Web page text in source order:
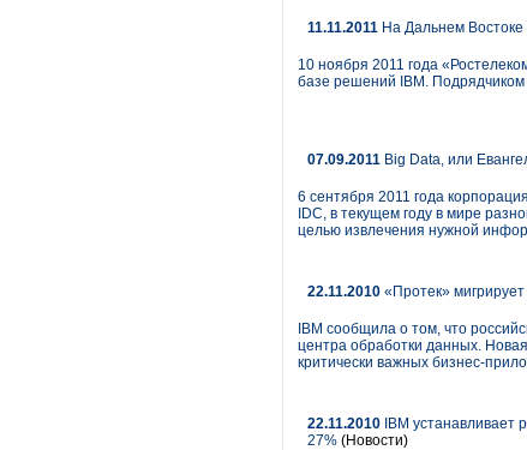
11.11.2011 На Дальнем
10 ноября 2011 года
базе решений IBM. Подрядчиком
07.09.2011 Big Data, или
6 сентября 2011 года
IDC, в текущем году в мире
целью извлечения нужной
22.11.2010 «Протек»
IBM сообщила о том, что
центра обработки данных.
критически важных бизнес-
22.11.2010 IBM устанавливает
27% (Новости)